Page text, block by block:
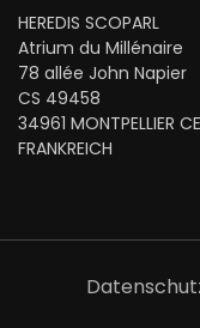
HEREDIS SCOPARL
Atrium du Millénaire
78 allée John Napier
CS 49458
34961 MONTPELLIER
FRANKREICH